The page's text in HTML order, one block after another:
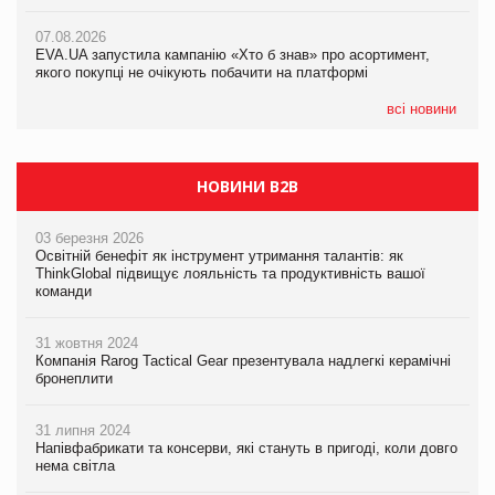
07.08.2026
EVA.UA запустила кампанію «Хто б знав» про асортимент,
якого покупці не очікують побачити на платформі
всі новини
05.08.2026
Мережа супермаркетів VARUS купує мережу магазинів
НОВИНИ B2B
03 березня 2026
Освітній бенефіт як інструмент утримання талантів: як
ThinkGlobal підвищує лояльність та продуктивність вашої
команди
31 жовтня 2024
Компанія Rarog Tactical Gear презентувала надлегкі керамічні
бронеплити
31 липня 2024
Напівфабрикати та консерви, які стануть в пригоді, коли довго
нема світла